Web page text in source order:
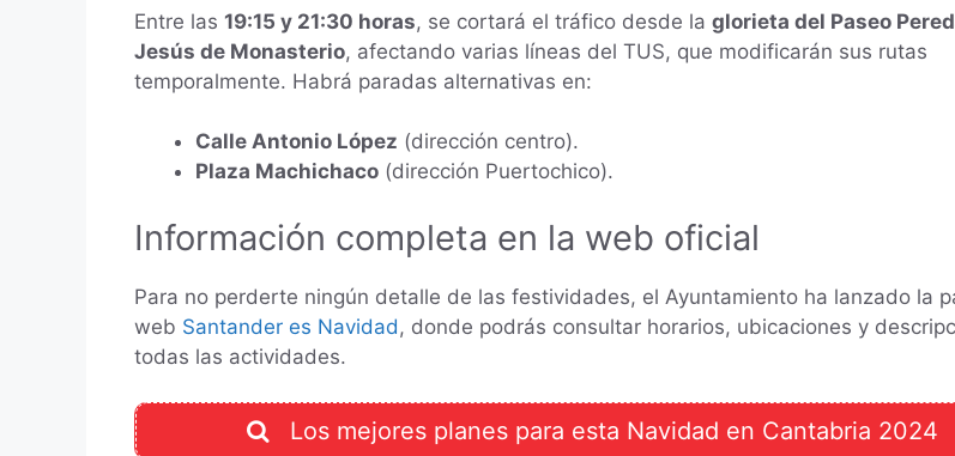
Entre las 19:15 y 21:30 horas, se cortará el tráfico desde la glorieta del Paseo
Jesús de Monasterio, afectando varias líneas del TUS, que modificarán sus rutas
temporalmente. Habrá paradas alternativas en:
Calle Antonio López (dirección centro).
Plaza Machichaco (dirección Puertochico).
Información completa en la web oficial
Para no perderte ningún detalle de las festividades, el Ayuntamiento ha lanzado la
web Santander es Navidad , donde podrás consultar horarios, ubicaciones y
todas las actividades.
Los mejores planes para esta Navidad en Cantabria 2024